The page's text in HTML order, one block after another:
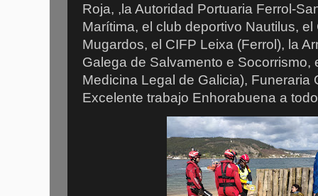
Roja, ,la Autoridad Portuaria Ferrol-
Marítima, el club deportivo Nautilus,
Mugardos, el CIFP Leixa (Ferrol), la
Galega de Salvamento e Socorrismo,
Medicina Legal de Galicia), Funeraria
Excelente trabajo Enhorabuena a